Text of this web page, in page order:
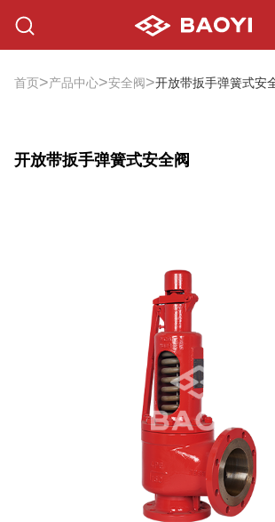
首页>产品中心>安全阀>开放带扳手弹簧式安
开放带扳手弹簧式安全阀